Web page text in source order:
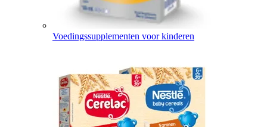
Voedingssupplementen voor kinderen